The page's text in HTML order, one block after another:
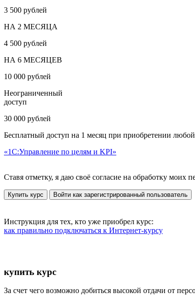
3 500 рублей
НА 2 МЕСЯЦА
4 500 рублей
НА 6 МЕСЯЦЕВ
10 000 рублей
Неограниченный
доступ
30 000 рублей
Бесплатный доступ на 1 месяц при приобретении
«1С:Управление по целям и KPI»
Ставя отметку, я даю своё согласие на обработку
Купить курс Войти как зарегистрированный пользователь
Инструкция для тех, кто уже приобрел курс:
как правильно подключаться к Интернет-курсу
купить курс
За счет чего возможно добиться высокой отдачи от